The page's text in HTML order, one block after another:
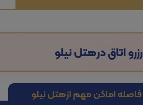
رزرو اتاق درهتل نیلو
فاصله اماکن مهم ازهتل نیلو